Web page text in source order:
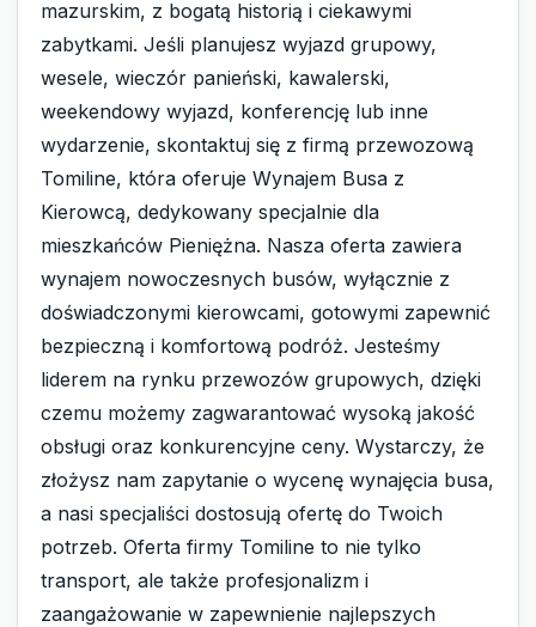
mazurskim, z bogatą historią i ciekawymi
zabytkami. Jeśli planujesz wyjazd grupowy,
wesele, wieczór panieński, kawalerski,
weekendowy wyjazd, konferencję lub inne
wydarzenie, skontaktuj się z firmą przewozową
Tomiline, która oferuje Wynajem Busa z
Kierowcą, dedykowany specjalnie dla
mieszkańców Pieniężna. Nasza oferta zawiera
wynajem nowoczesnych busów, wyłącznie z
doświadczonymi kierowcami, gotowymi zapewnić
bezpieczną i komfortową podróż. Jesteśmy
liderem na rynku przewozów grupowych, dzięki
czemu możemy zagwarantować wysoką jakość
obsługi oraz konkurencyjne ceny. Wystarczy, że
złożysz nam zapytanie o wycenę wynajęcia busa,
a nasi specjaliści dostosują ofertę do Twoich
potrzeb. Oferta firmy Tomiline to nie tylko
transport, ale także profesjonalizm i
zaangażowanie w zapewnienie najlepszych